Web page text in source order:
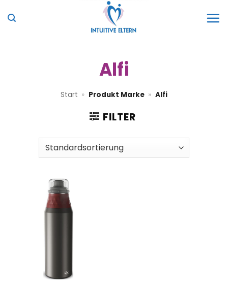
Inhalt
Alfi
Start » Produkt Marke » Alfi
FILTER